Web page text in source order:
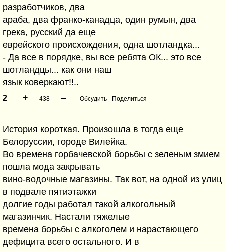
разработчиков, два
араба, два франко-канадца, один румын, два
грека, русский да еще
еврейского происхождения, одна шотландка...
- Да все в порядке, вы все ребята ОК... это все
шотландцы... как они наш
язык коверкают!!..
2 + 438 – Обсудить Поделиться
История короткая. Произошла в тогда еще
Белоруссии, городе Вилейка.
Во времена горбачевской борьбы с зеленым змием
пошла мода закрывать
вино-водочные магазины. Так вот, на одной из улиц
в подвале пятиэтажки
долгие годы работал такой алкогольный
магазинчик. Настали тяжелые
времена борьбы с алкоголем и нарастающего
дефицита всего остального. И в